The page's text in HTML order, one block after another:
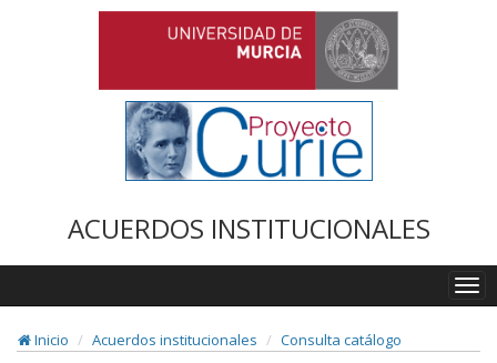
ACUERDOS INSTITUCIONALES
Inicio
Acuerdos institucionales Consulta catálogo